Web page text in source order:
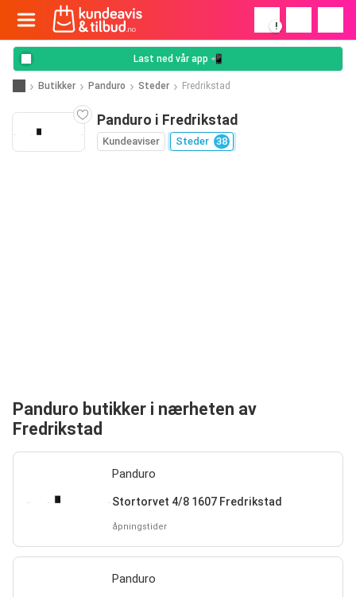
!
Last ned vår app 📲
Butikker Panduro Steder Fredrikstad
Panduro i Fredrikstad
Kundeaviser Steder 38
Panduro butikker i nærheten av
Fredrikstad
Panduro
Stortorvet 4/8 1607 Fredrikstad
åpningstider
Panduro